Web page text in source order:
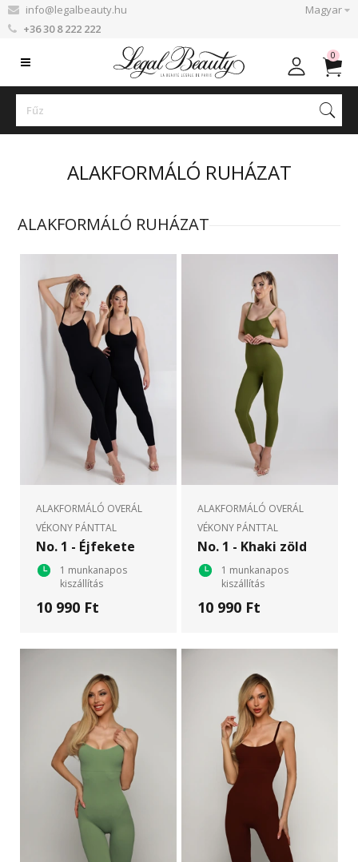
info@legalbeauty.hu
+36 30 8 222 222
Magyar
0
ALAKFORMÁLÓ RUHÁZAT
ALAKFORMÁLÓ RUHÁZAT
ALAKFORMÁLÓ OVERÁL
VÉKONY PÁNTTAL
No. 1 - Éjfekete
1 munkanapos
kiszállítás
10 990 Ft
ALAKFORMÁLÓ OVERÁL
VÉKONY PÁNTTAL
No. 1 - Khaki zöld
1 munkanapos
kiszállítás
10 990 Ft